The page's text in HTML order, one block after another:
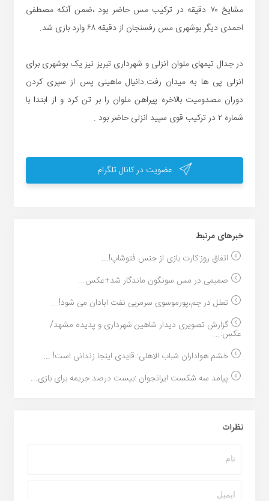
مشایخ ۷۰ دقیقه در ترکیب مس حاضر بود ،ضمن آنکه مصطفی
احمدی دیگر بوشهری مس رفسنجان از دقیقه ۶۸ وارد بازی شد.
در جدال تیمهای ملوان انزلی و شهرداری تبریز نیز یک بوشهری برای
انزلی پی ها به میدان رفت.دانیال ماهینی پس از سپری کردن
دوران مصدومیت بالاخره پیراهن ملوان را بر تن کرد و از ابتدا با
شماره ۲ در ترکیب قوی سپید انزلی حاضر بود .
عضویت در کانال تلگرام
خبر‌های مرتبط
اتفاق روز:کارت بازی از جنس فتوشاپ!...
صمیمی در مس سونگون ماندگار شد+عکس...
تعلل در جم،پورموسوی سرمربی نفت آبادان می شود!...
گزارش تصویری دیدار شاهین شهرداری و پدیده مشهد/
عکس:...
خشم هواداران شباب الاهلی: قایدی اینجا زندانی است! ...
پیامد سه شکست ایرانجوان :بیست درصد جریمه برای بازی...
نظرات